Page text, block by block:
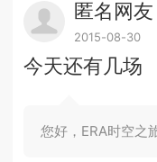
匿名网友
2015-08-30
今天还有几场
您好，ERA时空之